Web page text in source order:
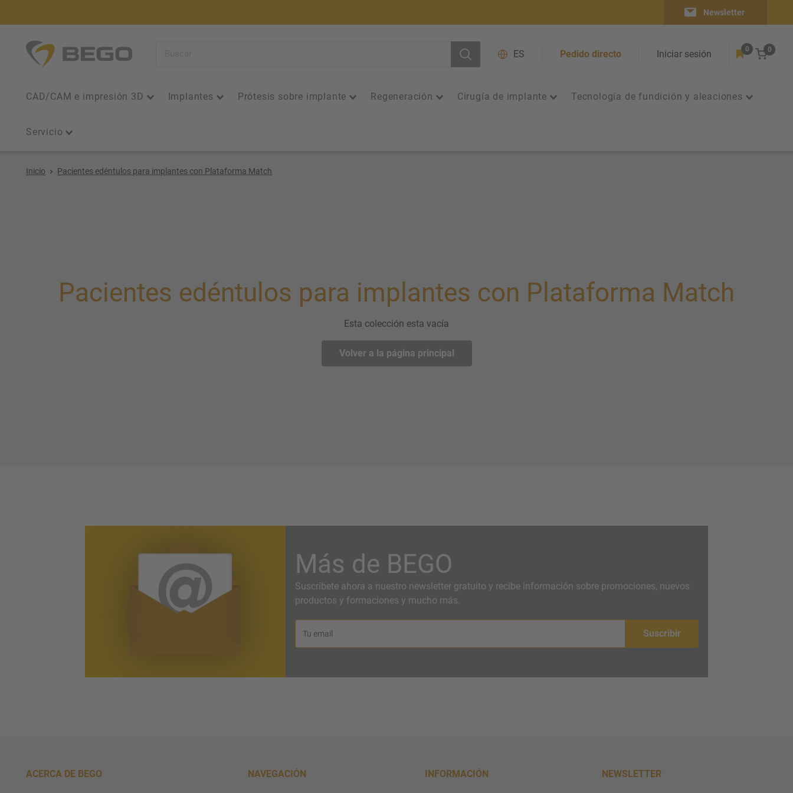
contenido
Newsletter
BEGO
Iberia
ES Pedido directo Iniciar sesión 0 0
CAD/CAM e impresión 3D Implantes Prótesis sobre implante Regeneración Cirugía de implante Tecnología de fundición y aleaciones
Servicio
Inicio Pacientes edéntulos para implantes con Plataforma Match
Pacientes edéntulos para implantes con Plataforma Match
Esta colección esta vacía
Volver a la página principal
Más de BEGO
Suscríbete ahora a nuestro newsletter gratuito y recibe información sobre promociones, nuevos
productos y formaciones y mucho más.
Tu email Suscribir
ACERCA DE BEGO NAVEGACIÓN INFORMACIÓN NEWSLETTER